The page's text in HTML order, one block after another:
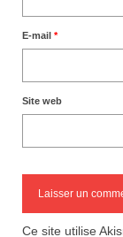
E-mail *
Site web
Ce site utilise